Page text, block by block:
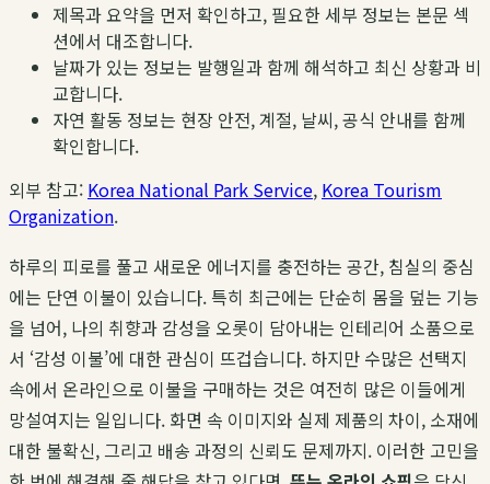
제목과 요약을 먼저 확인하고, 필요한 세부 정보는 본문 섹
션에서 대조합니다.
날짜가 있는 정보는 발행일과 함께 해석하고 최신 상황과 비
교합니다.
자연 활동 정보는 현장 안전, 계절, 날씨, 공식 안내를 함께
확인합니다.
외부 참고: Korea National Park Service, Korea Tourism
Organization.
하루의 피로를 풀고 새로운 에너지를 충전하는 공간, 침실의 중심
에는 단연 이불이 있습니다. 특히 최근에는 단순히 몸을 덮는 기능
을 넘어, 나의 취향과 감성을 오롯이 담아내는 인테리어 소품으로
서 ‘감성 이불’에 대한 관심이 뜨겁습니다. 하지만 수많은 선택지
속에서 온라인으로 이불을 구매하는 것은 여전히 많은 이들에게
망설여지는 일입니다. 화면 속 이미지와 실제 제품의 차이, 소재에
대한 불확신, 그리고 배송 과정의 신뢰도 문제까지. 이러한 고민을